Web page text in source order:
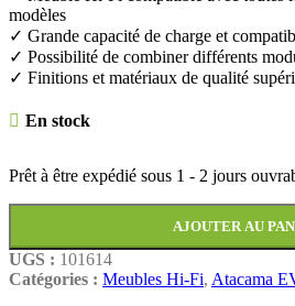
modèles
✓ Grande capacité de charge et
✓ Possibilité de combiner différents
✓ Finitions et matériaux de qualité
En stock
Prêt à être expédié sous 1 - 2 jours
AJOUTER AU
UGS : 101614
Catégories : Meubles Hi-Fi, Atacama